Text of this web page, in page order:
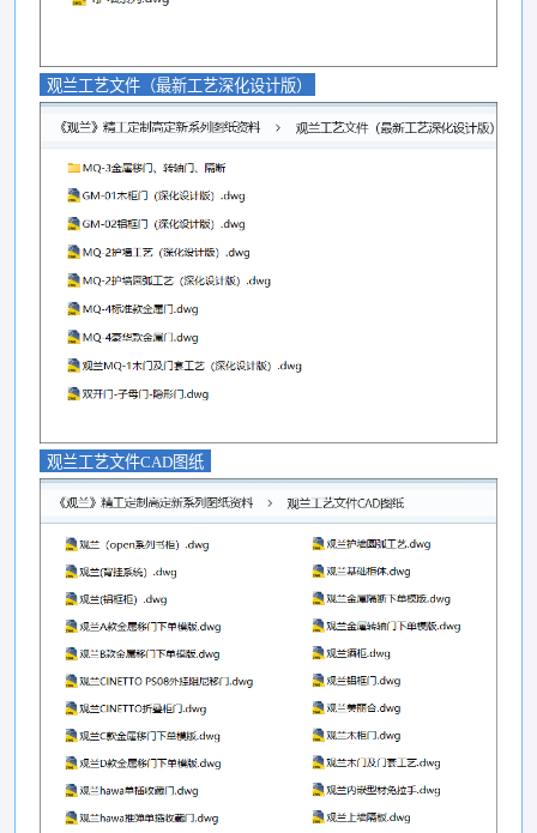
观兰工艺文件（最新工艺深化设计版）
观兰工艺文件CAD图纸